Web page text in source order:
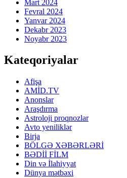
Mart 2024
Fevral 2024
Yanvar 2024
Dekabr 2023
Noyabr 2023
Kateqoriyalar
Afişa
AMİD.TV
Anonslar
Araşdırma
Astroloji proqnozlar
Avto yeniliklər
Birja
BÖLGƏ XƏBƏRLƏRİ
BƏDİİ FİLM
Din və İlahiyyat
Dünya mətbəxi